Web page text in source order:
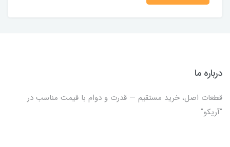
درباره ما
قطعات اصل، خرید مستقیم — قدرت و دوام با قیمت مناسب در
"آریکو"